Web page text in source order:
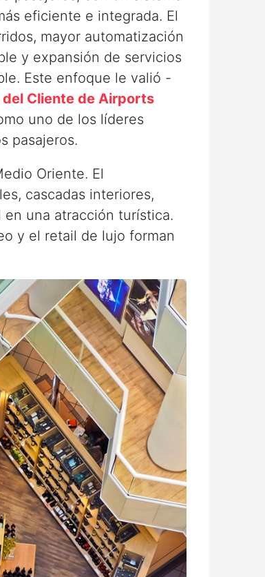
eficiente e integrada. El
mayor automatización
y expansión de servicios
Este enfoque le valió -
del Cliente de Airports
uno de los líderes
pasajeros.
Oriente. El
cascadas interiores,
una atracción turística.
y el retail de lujo forman